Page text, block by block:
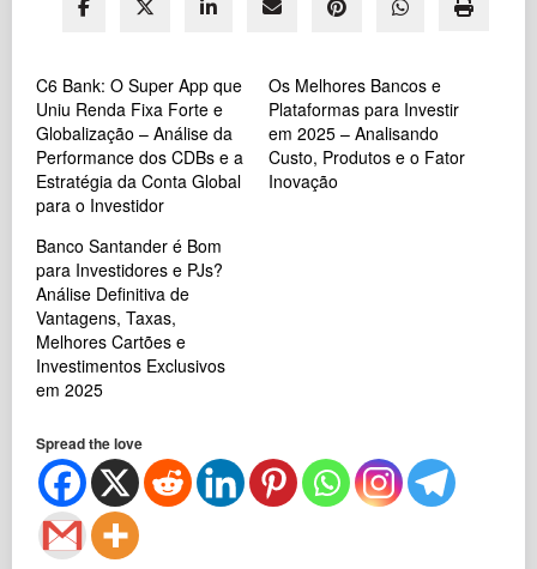
C6 Bank: O Super App que
Uniu Renda Fixa Forte e
Globalização – Análise da
Performance dos CDBs e a
Estratégia da Conta Global
para o Investidor
Os Melhores Bancos e
Plataformas para Investir
em 2025 – Analisando
Custo, Produtos e o Fator
Inovação
Banco Santander é Bom
para Investidores e PJs?
Análise Definitiva de
Vantagens, Taxas,
Melhores Cartões e
Investimentos Exclusivos
em 2025
Spread the love